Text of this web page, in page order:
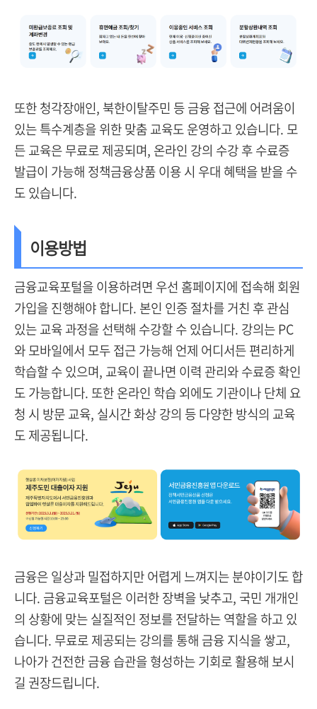
또한 청각장애인, 북한이탈주민 등 금융 접근에 어려움이
있는 특수계층을 위한 맞춤 교육도 운영하고 있습니다. 모
든 교육은 무료로 제공되며, 온라인 강의 수강 후 수료증
발급이 가능해 정책금융상품 이용 시 우대 혜택을 받을 수
도 있습니다.
이용방법
금융교육포털을 이용하려면 우선 홈페이지에 접속해 회원
가입을 진행해야 합니다. 본인 인증 절차를 거친 후 관심
있는 교육 과정을 선택해 수강할 수 있습니다. 강의는 PC
와 모바일에서 모두 접근 가능해 언제 어디서든 편리하게
학습할 수 있으며, 교육이 끝나면 이력 관리와 수료증 확인
도 가능합니다. 또한 온라인 학습 외에도 기관이나 단체 요
청 시 방문 교육, 실시간 화상 강의 등 다양한 방식의 교육
도 제공됩니다.
금융은 일상과 밀접하지만 어렵게 느껴지는 분야이기도 합
니다. 금융교육포털은 이러한 장벽을 낮추고, 국민 개개인
의 상황에 맞는 실질적인 정보를 전달하는 역할을 하고 있
습니다. 무료로 제공되는 강의를 통해 금융 지식을 쌓고,
나아가 건전한 금융 습관을 형성하는 기회로 활용해 보시
길 권장드립니다.